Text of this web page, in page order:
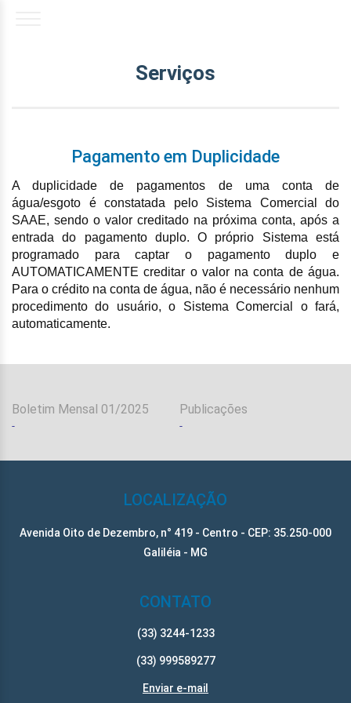
Serviços
Pagamento em Duplicidade
A duplicidade de pagamentos de uma conta de
água/esgoto é constatada pelo Sistema Comercial do
SAAE, sendo o valor creditado na próxima conta, após a
entrada do pagamento duplo. O próprio Sistema está
programado para captar o pagamento duplo e
AUTOMATICAMENTE creditar o valor na conta de água.
Para o crédito na conta de água, não é necessário nenhum
procedimento do usuário, o Sistema Comercial o fará,
automaticamente.
Boletim Mensal 01/2025
-
Publicações
-
LOCALIZAÇÃO
Avenida Oito de Dezembro, n° 419 - Centro - CEP: 35.250-000
Galiléia - MG
CONTATO
(33) 3244-1233
(33) 999589277
Enviar e-mail